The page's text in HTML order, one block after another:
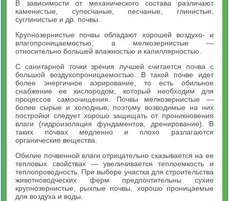
В зависимости от механического состава различают
каменистые, супесчаные, песчаные, глинистые,
суглинистые и др. почвы.
Крупнозернистые почвы обладают хорошей воздухо- и
влагопроницаемостью, а мелкозернистые —
относительно большей влажностью и капиллярностью.
С санитарной точки зрения лучшей считается почва с
большой воздухопроницаемостью. В такой почве идет
более энергичное аэрирование, то есть обильное
снабжение ее кислородом, который необходим для
процессов самоочищения. Почвы мелкозернистые —
более сырые и холодные, поэтому возводимые на них
постройки следует хорошо защищать от проникновения
влаги (гидроизоляция фундаментов, дренирование). В
таких почвах медленно и плохо разлагаются
органические вещества.
Обилие почвенной влаги отрицательно сказывается на ее
тепловых свойствах — увеличивается теплоемкость и
теплопроводность. При выборе участка для строительства
животноводческих ферм предпочтительны сухие
крупнозернистые, рыхлые почвы, хорошо проницаемые
для воздуха и воды.